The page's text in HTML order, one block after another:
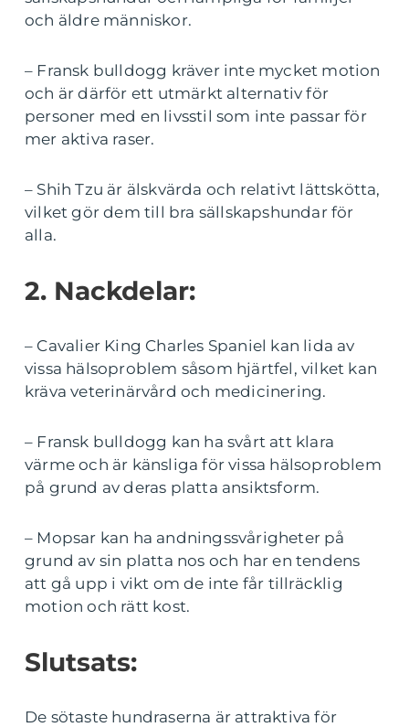
och äldre människor.
– Fransk bulldogg kräver inte mycket motion
och är därför ett utmärkt alternativ för
personer med en livsstil som inte passar för
mer aktiva raser.
– Shih Tzu är älskvärda och relativt lättskötta,
vilket gör dem till bra sällskapshundar för
alla.
2. Nackdelar:
– Cavalier King Charles Spaniel kan lida av
vissa hälsoproblem såsom hjärtfel, vilket kan
kräva veterinärvård och medicinering.
– Fransk bulldogg kan ha svårt att klara
värme och är känsliga för vissa hälsoproblem
på grund av deras platta ansiktsform.
– Mopsar kan ha andningssvårigheter på
grund av sin platta nos och har en tendens
att gå upp i vikt om de inte får tillräcklig
motion och rätt kost.
Slutsats:
De sötaste hundraserna är attraktiva för